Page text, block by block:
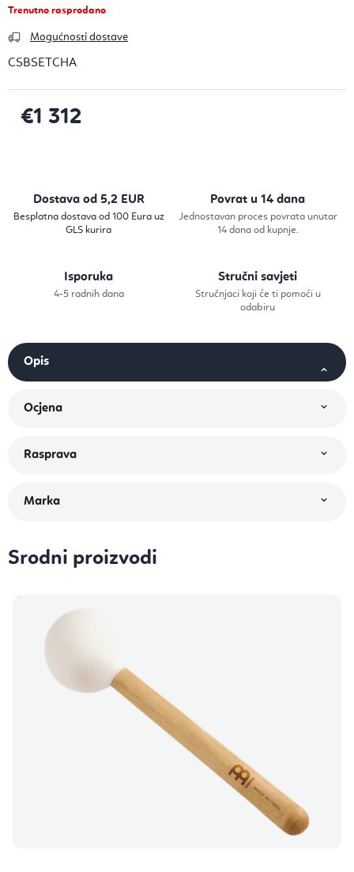
Trenutno rasprodano
Mogućnosti dostave
CSBSETCHA
€1 312
Dostava od 5,2 EUR
Besplatna dostava od 100 Eura uz
GLS kurira
Povrat u 14 dana
Jednostavan proces povrata unutar
14 dana od kupnje.
Isporuka
4-5 radnih dana
Stručni savjeti
Stručnjaci koji će ti pomoći u
odabiru
Srodni proizvodi